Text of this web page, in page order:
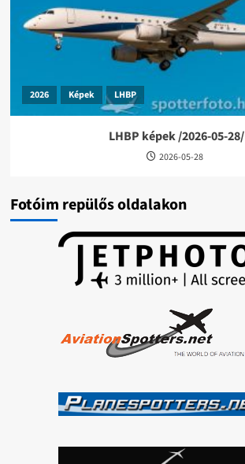
2026 Képek LHBP
LHBP képek /2026-05-28/
2026-05-28
Fotóim repülős oldalakon